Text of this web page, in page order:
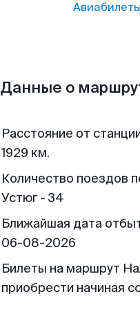
Авиабилеты
Данные о
Расстояние от
1929 км.
Количество поездов
Устюг - 34
Ближайшая дата
06-08-2026
Билеты на маршрут
приобрести начиная